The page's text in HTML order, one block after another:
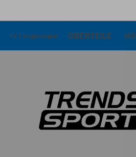
FV Langenargen OBERTEILE